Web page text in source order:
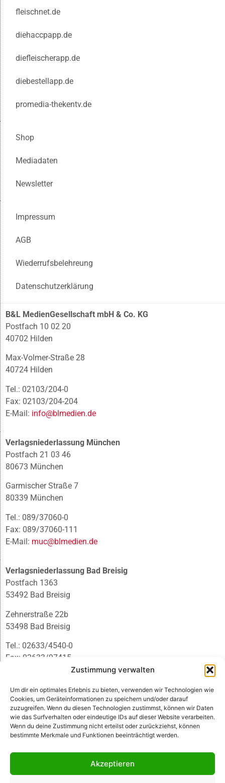
Zustimmung verwalten
Um dir ein optimales Erlebnis zu bieten, verwenden wir Technologien wie
Cookies, um Geräteinformationen zu speichern und/oder darauf
zuzugreifen. Wenn du diesen Technologien zustimmst, können wir Daten
wie das Surfverhalten oder eindeutige IDs auf dieser Website verarbeiten.
Wenn du deine Zustimmung nicht erteilst oder zurückziehst, können
bestimmte Merkmale und Funktionen beeinträchtigt werden.
Akzeptieren
fleischnet.de
diehaccpapp.de
diefleischerapp.de
diebestellapp.de
promedia-thekentv.de
Shop
Mediadaten
Newsletter
Impressum
AGB
Wiederrufsbelehreung
Datenschutzerklärung
B&L MedienGesellschaft mbH & Co. KG
Postfach 10 02 20
40702 Hilden
Max-Volmer-Straße 28
40724 Hilden
Tel.: 02103/204-0
Fax: 02103/204-204
E-Mail: info@blmedien.de
Verlagsniederlassung München
Postfach 21 03 46
80673 München
Garmischer Straße 7
80339 München
Tel.: 089/37060-0
Fax: 089/37060-111
E-Mail: muc@blmedien.de
Verlagsniederlassung Bad Breisig
Postfach 1363
53492 Bad Breisig
Zehnerstraße 22b
53498 Bad Breisig
Tel.: 02633/4540-0
Fax: 02633/97415
infobb@blmedien.de